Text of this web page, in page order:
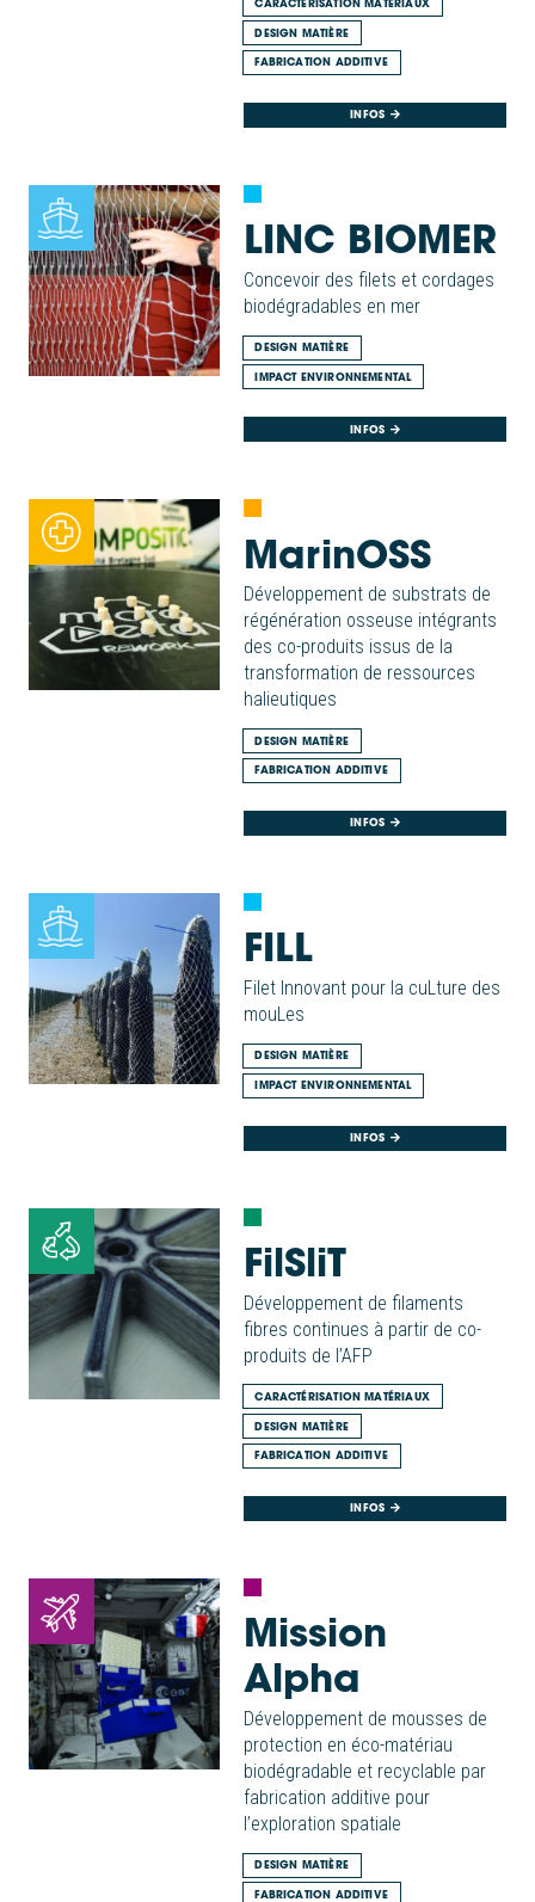
CARACTÉRISATION MATÉRIAUX
DESIGN MATIÈRE
FABRICATION ADDITIVE
INFOS
LINC BIOMER
Concevoir des filets et cordages
biodégradables en mer
DESIGN MATIÈRE
IMPACT ENVIRONNEMENTAL
INFOS
MarinOSS
Développement de substrats de
régénération osseuse intégrants
des co-produits issus de la
transformation de ressources
halieutiques
DESIGN MATIÈRE
FABRICATION ADDITIVE
INFOS
FILL
Filet Innovant pour la cuLture des
mouLes
DESIGN MATIÈRE
IMPACT ENVIRONNEMENTAL
INFOS
FilSliT
Développement de filaments
fibres continues à partir de co-
produits de l’AFP
CARACTÉRISATION MATÉRIAUX
DESIGN MATIÈRE
FABRICATION ADDITIVE
INFOS
Mission
Alpha
Développement de mousses de
protection en éco-matériau
biodégradable et recyclable par
fabrication additive pour
l’exploration spatiale
DESIGN MATIÈRE
FABRICATION ADDITIVE